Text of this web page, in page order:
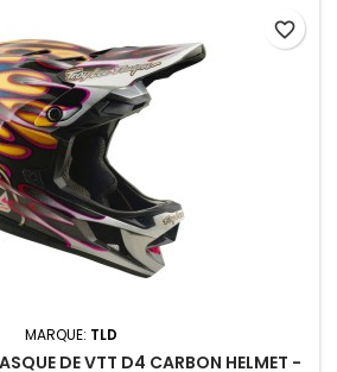
MARQUE: TLD
DE VTT D4 CARBON HELMET -
favorite_border